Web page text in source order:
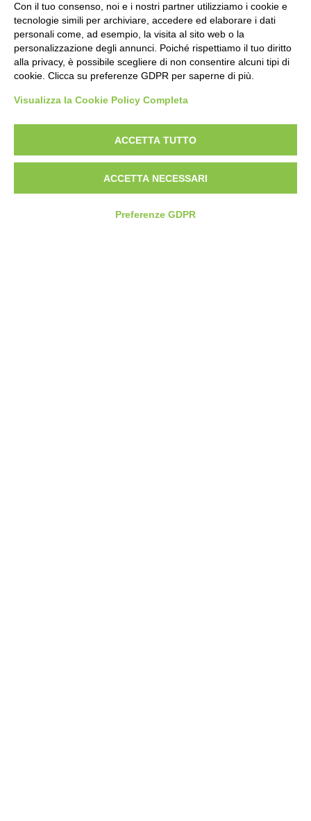
06 Giugno 2026
Chiusura da sogno agli Shooting Hopes: Liang Xi
Savorani campione nella pistola 10m, trionfa
anche il trio azzurro
SPORTIVA
Con il tuo consenso, noi e i nostri partner utilizziamo i cookie e
tecnologie simili per archiviare, accedere ed elaborare i dati
personali come, ad esempio, la visita al sito web o la
personalizzazione degli annunci. Poiché rispettiamo il tuo diritto
alla privacy, è possibile scegliere di non consentire alcuni tipi di
cookie. Clicca su preferenze GDPR per saperne di più.
Visualizza la Cookie Policy Completa
ACCETTA TUTTO
ACCETTA NECESSARI
Preferenze GDPR